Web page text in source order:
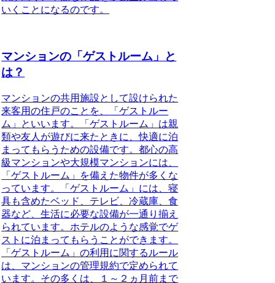
いくことになるのです。
マンションの「ゲストルーム」と
は？
マンションの共用施設として設けられた
来客用の住戸のことを、
「ゲストルー
ム」
といいます。「ゲストルーム」は親
類や友人が遊びに来たときに、快適に泊
まってもらうための設備です。都心の高
級マンションや大規模マンションには、
「ゲストルーム」を備えた物件が多くな
っています。「ゲストルーム」には、寝
具も含めたベッド、テレビ、冷蔵庫、食
器など、生活に必要な設備が一通り揃え
られています。ホテルのような感覚でゲ
ストに泊まってもらうことができます。
「ゲストルーム」の利用に関するルール
は、マンションの管理規約で定められて
います。その多くは、１～２ヵ月前まで